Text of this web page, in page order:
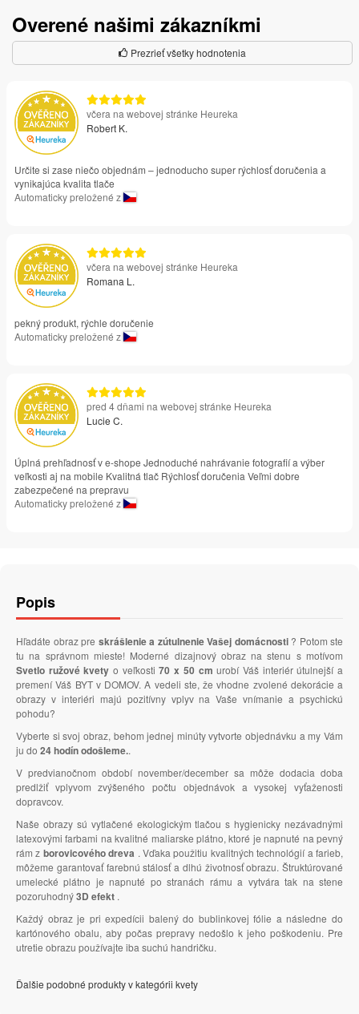
Overené našimi zákazníkmi
Prezrieť všetky hodnotenia
včera na webovej stránke Heureka
Robert K.
Určite si zase niečo objednám – jednoducho super rýchlosť doručenia a
vynikajúca kvalita tlače
Automaticky preložené z
včera na webovej stránke Heureka
Romana L.
pekný produkt, rýchle doručenie
Automaticky preložené z
pred 4 dňami na webovej stránke Heureka
Lucie C.
Úplná prehľadnosť v e-shope Jednoduché nahrávanie fotografií a výber
veľkosti aj na mobile Kvalitná tlač Rýchlosť doručenia Veľmi dobre
zabezpečené na prepravu
Automaticky preložené z
Popis
Hľadáte obraz pre skrášlenie a zútulnenie Vašej domácnosti ? Potom ste
tu na správnom mieste! Moderné dizajnový obraz na stenu s motívom
Svetlo ružové kvety o veľkosti70 x 50 cm urobí Váš interiér útulnejší a
premení Váš BYT v DOMOV. A vedeli ste, že vhodne zvolené dekorácie a
obrazy v interiéri majú pozitívny vplyv na Vaše vnímanie a psychickú
pohodu?
Vyberte si svoj obraz, behom jednej minúty vytvorte objednávku a my Vám
ju do 24 hodín odošleme..
V predvianočnom období november/december sa môže dodacia doba
predlžiť vplyvom zvýšeného počtu objednávok a vysokej vyťaženosti
dopravcov.
Naše obrazy sú vytlačené ekologickým tlačou s hygienicky nezávadnými
latexovými farbami na kvalitné maliarske plátno, ktoré je napnuté na pevný
rám z borovicového dreva . Vďaka použitiu kvalitných technológií a farieb,
môžeme garantovať farebnú stálosť a dlhú životnosť obrazu. Štruktúrované
umelecké plátno je napnuté po stranách rámu a vytvára tak na stene
pozoruhodný3D efekt .
Každý obraz je pri expedícii balený do bublinkovej fólie a následne do
kartónového obalu, aby počas prepravy nedošlo k jeho poškodeniu. Pre
utretie obrazu používajte iba suchú handričku.
Ďalšie podobné produkty v kategórii kvety